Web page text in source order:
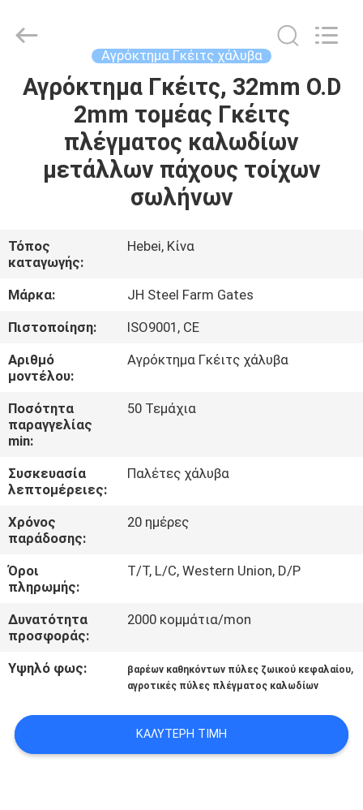
ΣΠΊΤΙ
ΠΡΟΪΌΝΤΑ
ΠΕΡΊΠΟΥ
ΓΎΡΟΣ
ΕΡΓΟΣΤΑΣΊΩΝ
ΠΟΙΟΤΙΚΌΣ
ΈΛΕΓΧΟΣ
ΜΑΣ
ΣΕ
ΕΠΑΦΉ
ΜΕ
ΖΗΤΉΣΤΕ
ΈΝΑ
ΑΠΌΣΠΑΣΜΑ
ΠΟΛΙΤΙΚΉ
products
Reserved.
Αγρόκτημα Γκέιτς χάλυβα
Αγρόκτημα Γκέιτς, 32mm O.D
2mm τομέας Γκέιτς
πλέγματος καλωδίων
μετάλλων πάχους τοίχων
σωλήνων
Τόπος
καταγωγής:
Hebei, Κίνα
Μάρκα:
JH Steel Farm Gates
Πιστοποίηση:
ISO9001, CE
Αριθμό
μοντέλου:
Αγρόκτημα Γκέιτς χάλυβα
Ποσότητα
παραγγελίας
min:
50 Τεμάχια
Συσκευασία
λεπτομέρειες:
Παλέτες χάλυβα
Χρόνος
παράδοσης:
20 ημέρες
Όροι
πληρωμής:
T/T, L/C, Western Union, D/P
Δυνατότητα
προσφοράς:
2000 κομμάτια/mon
Υψηλό φως: βαρέων καθηκόντων πύλες ζωικού κεφαλαίου,
αγροτικές πύλες πλέγματος καλωδίων
ΚΑΛΎΤΕΡΗ ΤΙΜΉ